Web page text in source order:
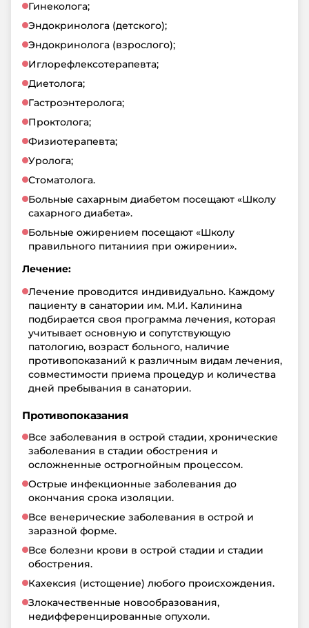
Гинеколога;
Эндокринолога (детского);
Эндокринолога (взрослого);
Иглорефлексотерапевта;
Диетолога;
Гастроэнтеролога;
Проктолога;
Физиотерапевта;
Уролога;
Стоматолога.
Больные сахарным диабетом посещают «Школу
сахарного диабета».
Больные ожирением посещают «Школу
правильного питаниия при ожирении».
Лечение:
Лечение проводится индивидуально. Каждому
пациенту в санатории им. М.И. Калинина
подбирается своя программа лечения, которая
учитывает основную и сопутствующую
патологию, возраст больного, наличие
противопоказаний к различным видам лечения,
совместимости приема процедур и количества
дней пребывания в санатории.
Противопоказания
Все заболевания в острой стадии, хронические
заболевания в стадии обострения и
осложненные острогнойным процессом.
Острые инфекционные заболевания до
окончания срока изоляции.
Все венерические заболевания в острой и
заразной форме.
Все болезни крови в острой стадии и стадии
обострения.
Кахексия (истощение) любого происхождения.
Злокачественные новообразования,
недифференцированные опухоли.